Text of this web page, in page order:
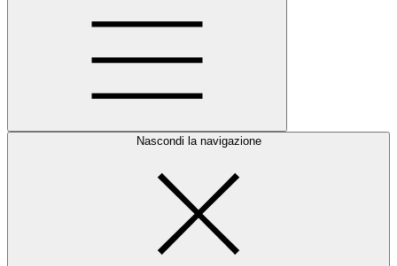
Nascondi la navigazione